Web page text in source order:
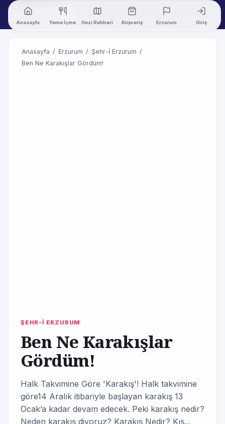
Anasayfa Yeme İçme Gezi Rehberi Alışveriş Erzurum Giriş
Anasayfa / Erzurum / Şehr-İ Erzurum /
Ben Ne Karakışlar Gördüm!
ŞEHR-İ ERZURUM
Ben Ne Karakışlar
Gördüm!
Halk Takvimine Göre 'Karakış'! Halk takvimine
göre14 Aralık itibariyle başlayan karakış 13
Ocak’a kadar devam edecek. Peki karakış nedir?
Neden karakış diyoruz? Karakış Nedir? Kış...